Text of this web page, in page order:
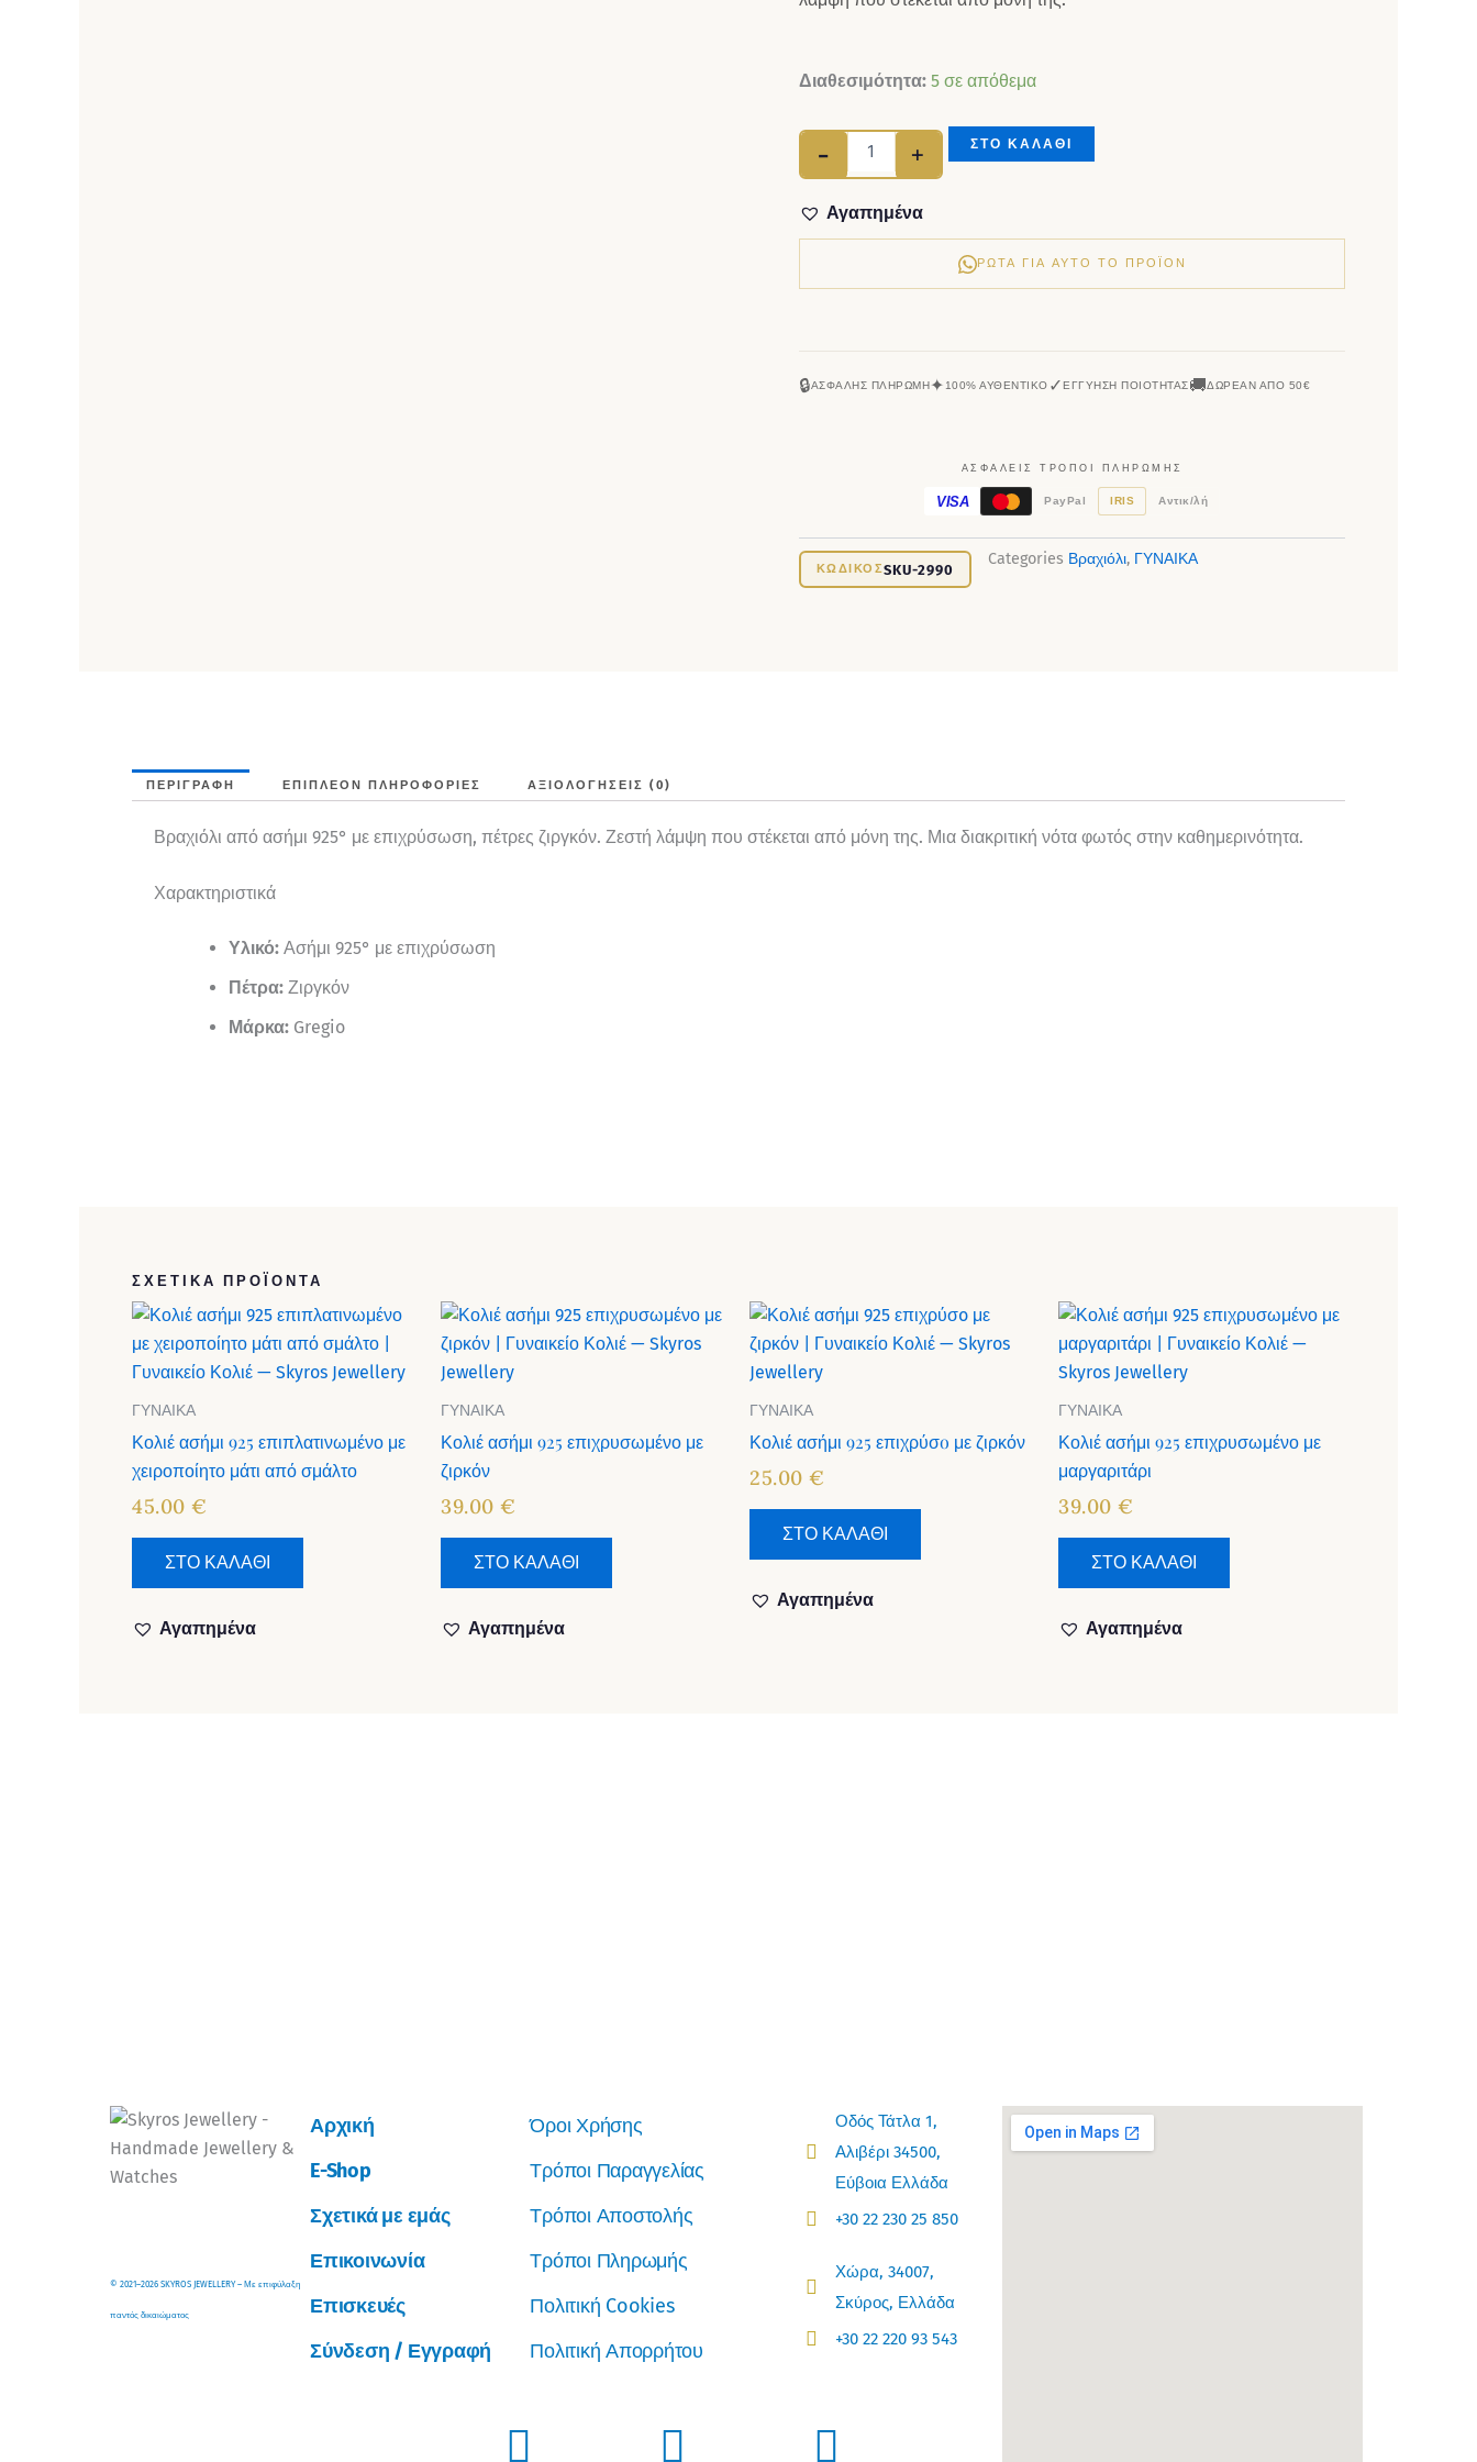
Διαθεσιμότητα: 5 σε απόθεμα
Βραχιόλι ασήμι 925 επιχρυσωμένο με ζιρκόν ποσότητα
- + ΣΤΟ ΚΑΛΑΘΙ
Αγαπημένα
ΡΏΤΑ ΓΙΑ ΑΥΤΌ ΤΟ ΠΡΟΪΌΝ
🔒ΑΣΦΑΛΉΣ ΠΛΗΡΩΜΉ✦100% ΑΥΘΕΝΤΙΚΌ ✓ΕΓΓΎΗΣΗ ΠΟΙΌΤΗΤΑΣ🚚ΔΩΡΕΆΝ ΑΠΌ 50€
ΑΣΦΑΛΕΊΣ ΤΡΌΠΟΙ ΠΛΗΡΩΜΉΣ
VISA PayPal IRIS Αντικ/λή
SKU-2990
Categories Βραχιόλι, ΓΥΝΑΙΚΑ
ΠΕΡΙΓΡΑΦΉ ΕΠΙΠΛΈΟΝ ΠΛΗΡΟΦΟΡΊΕΣ ΑΞΙΟΛΟΓΉΣΕΙΣ (0)
Βραχιόλι από ασήμι 925° με επιχρύσωση, πέτρες ζιργκόν. Ζεστή λάμψη που στέκεται από μόνη της. Μια διακριτική νότα φωτός στην καθημερινότητα.
Χαρακτηριστικά
Υλικό: Ασήμι 925° με επιχρύσωση
Πέτρα: Ζιργκόν
Μάρκα: Gregio
ΣΧΕΤΙΚΆ ΠΡΟΪΌΝΤΑ
ΓΥΝΑΙΚΑ
Κολιέ ασήμι 925 επιπλατινωμένο με
χειροποίητο μάτι από σμάλτο
45.00 €
ΣΤΟ ΚΑΛΑΘΙ
Αγαπημένα
ΓΥΝΑΙΚΑ
Κολιέ ασήμι 925 επιχρυσωμένο με
ζιρκόν
39.00 €
ΣΤΟ ΚΑΛΑΘΙ
Αγαπημένα
ΓΥΝΑΙΚΑ
Κολιέ ασήμι 925 επιχρύσo με ζιρκόν
25.00 €
ΣΤΟ ΚΑΛΑΘΙ
Αγαπημένα
ΓΥΝΑΙΚΑ
Κολιέ ασήμι 925 επιχρυσωμένο με
μαργαριτάρι
39.00 €
ΣΤΟ ΚΑΛΑΘΙ
Αγαπημένα
© 2021–2026 SKYROS JEWELLERY – Με επιφύλαξη
παντός δικαιώματος
Αρχική
E-Shop
Σχετικά με εμάς
Επικοινωνία
Επισκευές
Σύνδεση / Εγγραφή
Όροι Χρήσης
Τρόποι Παραγγελίας
Τρόποι Αποστολής
Τρόποι Πληρωμής
Πολιτική Cookies
Πολιτική Απορρήτου
Οδός Τάτλα 1,
Αλιβέρι 34500,
Εύβοια Ελλάδα
+30 22 230 25 850
Χώρα, 34007,
Σκύρος, Ελλάδα
+30 22 220 93 543